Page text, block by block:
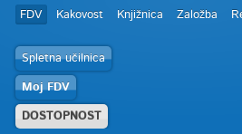
FDV Kakovost Knjižnica Založba
Spletna učilnica
Moj FDV
DOSTOPNOST